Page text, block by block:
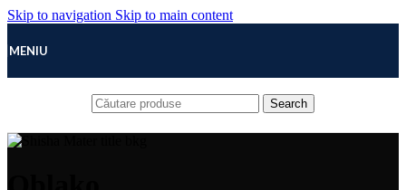
Skip to navigation Skip to main content
MENIU
Search